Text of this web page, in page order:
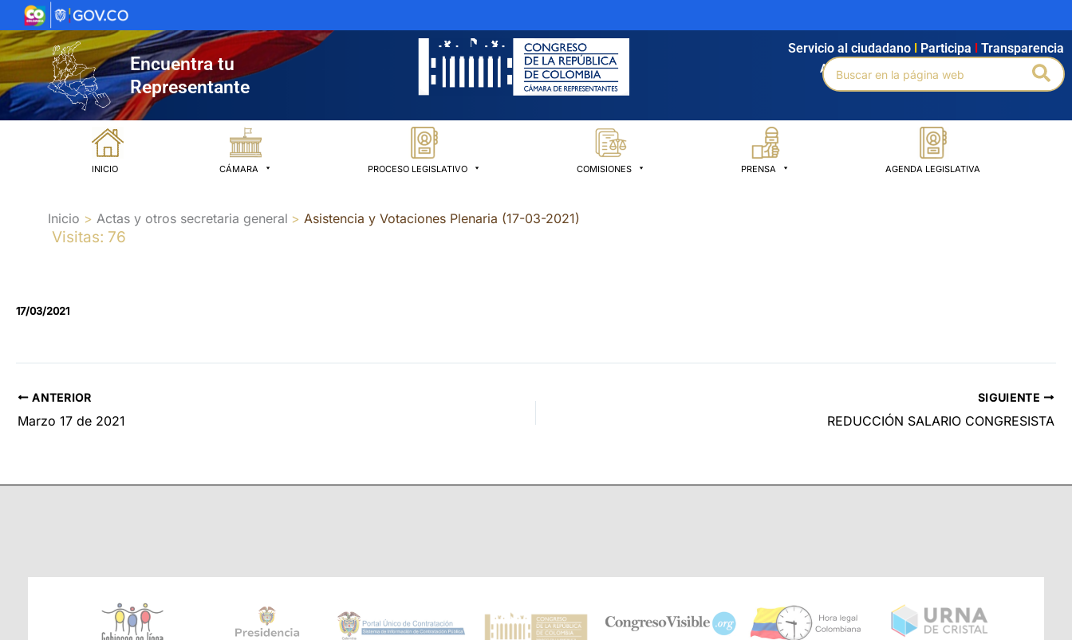
al
contenido
Encuentra tu
Representante
Agendamiento Intranet Búsqueda avanzada
Servicio al ciudadano Participa Transparencia
Buscar
por:
INICIO CÁMARA PROCESO LEGISLATIVO COMISIONES PRENSA AGENDA LEGISLATIVA
Inicio Actas y otros secretaria general Asistencia y Votaciones Plenaria (17-03-2021)
Visitas: 76
17/03/2021
ANTERIOR
Marzo 17 de 2021
SIGUIENTE
REDUCCIÓN SALARIO CONGRESISTA